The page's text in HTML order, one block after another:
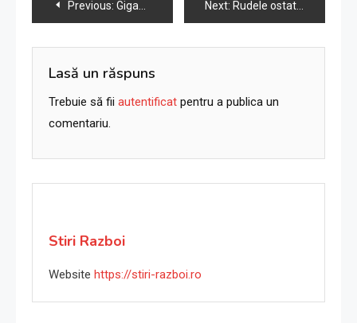
în
articole
Previous: Gigantul italian tehnologic Camozzi rămâne alături de Rusia, lanțul de aprovizionare sugerează colaborări militare Next: Rudele ostaticilor israelieni critică apelul coordonat de Netanyahu
Lasă un răspuns
Trebuie să fii autentificat pentru a publica un
comentariu.
Stiri Razboi
Website https://stiri-razboi.ro